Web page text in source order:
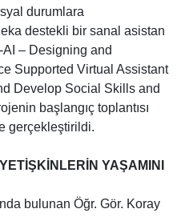
durumlara
destekli bir sanal asistan
– Designing and
Supported Virtual Assistant
Develop Social Skills and
başlangıç toplantısı
gerçekleştirildi.
YAŞAMINI
bulunan Öğr. Gör. Koray